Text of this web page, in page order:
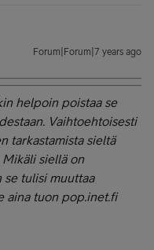
Forum|Forum|7 years ago
helpoin poistaa se
Vaihtoehtoisesti
tarkastamista sieltä
siellä on
tulisi muuttaa
aina tuon pop.inet.fi